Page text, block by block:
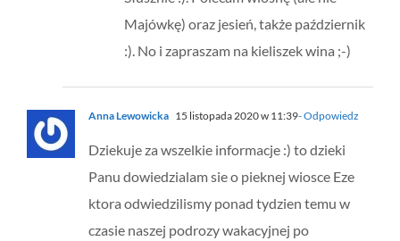
Majówkę) oraz jesień, także październik
:). No i zapraszam na kieliszek wina ;-)
Anna Lewowicka 15 listopada 2020 w 11:39- Odpowiedz
Dziekuje za wszelkie informacje :) to dzieki
Panu dowiedzialam sie o pieknej wiosce Eze
ktora odwiedzilismy ponad tydzien temu w
czasie naszej podrozy wakacyjnej po